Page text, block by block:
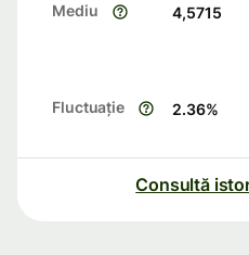
Mediu 4,5715
Fluctuație 2.36%
Consultă